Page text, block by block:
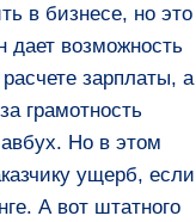
в бизнесе, но это
дает возможность
зарплаты, а
грамотность
Но в этом
ущерб, если
А вот штатного